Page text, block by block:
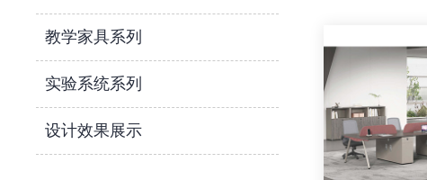
教学家具系列
实验系统系列
设计效果展示